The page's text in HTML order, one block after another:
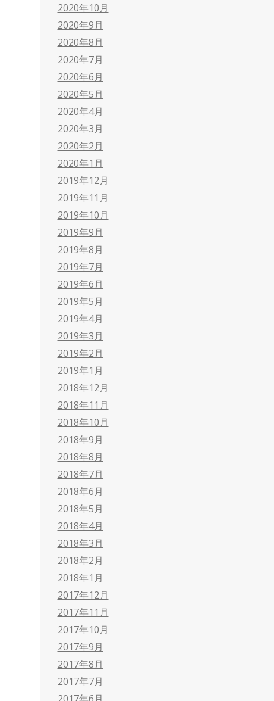
2020年10月
2020年9月
2020年8月
2020年7月
2020年6月
2020年5月
2020年4月
2020年3月
2020年2月
2020年1月
2019年12月
2019年11月
2019年10月
2019年9月
2019年8月
2019年7月
2019年6月
2019年5月
2019年4月
2019年3月
2019年2月
2019年1月
2018年12月
2018年11月
2018年10月
2018年9月
2018年8月
2018年7月
2018年6月
2018年5月
2018年4月
2018年3月
2018年2月
2018年1月
2017年12月
2017年11月
2017年10月
2017年9月
2017年8月
2017年7月
2017年6月